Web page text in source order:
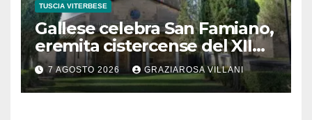
TUSCIA VITERBESE
Gallese celebra San Famiano,
eremita cistercense del XII
secolo
7 AGOSTO 2026 GRAZIAROSA VILLANI